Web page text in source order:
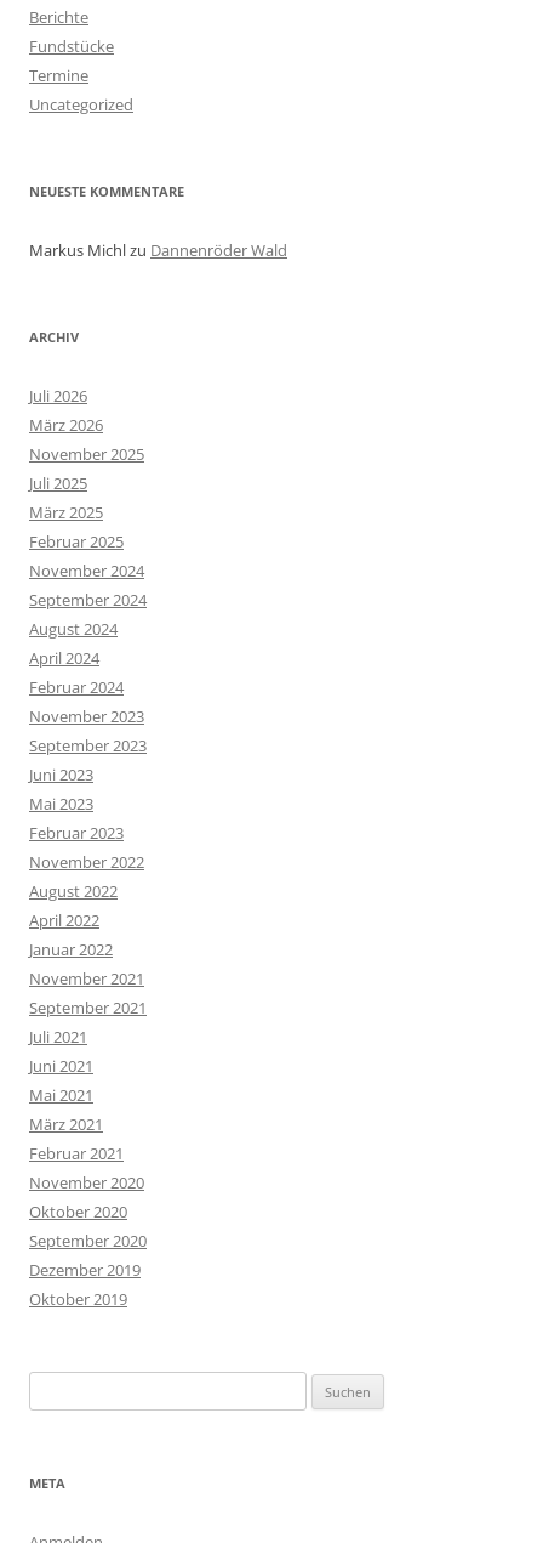
Berichte
Fundstücke
Termine
Uncategorized
NEUESTE KOMMENTARE
Markus Michlzu Dannenröder Wald
ARCHIV
Juli 2026
März 2026
November 2025
Juli 2025
März 2025
Februar 2025
November 2024
September 2024
August 2024
April 2024
Februar 2024
November 2023
September 2023
Juni 2023
Mai 2023
Februar 2023
November 2022
August 2022
April 2022
Januar 2022
November 2021
September 2021
Juli 2021
Juni 2021
Mai 2021
März 2021
Februar 2021
November 2020
Oktober 2020
September 2020
Dezember 2019
Oktober 2019
nach:
META